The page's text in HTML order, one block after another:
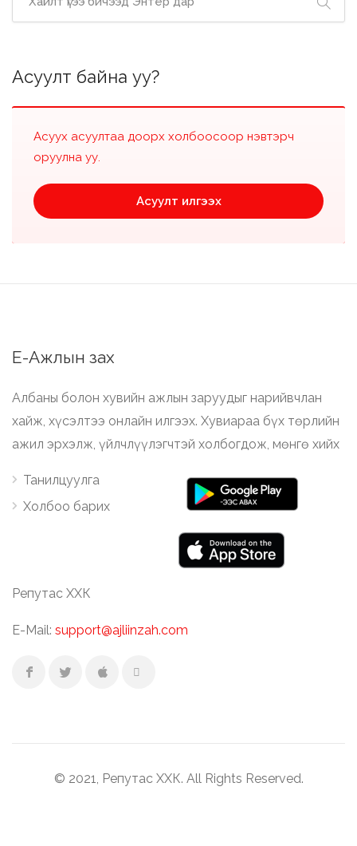
Асуулт байна уу?
Асуух асуултаа доорх холбоосоор нэвтэрч
оруулна уу.
Асуулт илгээх
Е-Ажлын зах
Албаны болон хувийн ажлын заруудыг нарийвчлан
хайж, хүсэлтээ онлайн илгээх. Хувиараа бүх төрлийн
ажил эрхэлж, үйлчлүүлэгчтэй холбогдож, мөнгө хийх
Танилцуулга
Холбоо барих
Репутас ХХК
E-Mail: support@ajliinzah.com
© 2021, Репутас ХХК. All Rights Reserved.